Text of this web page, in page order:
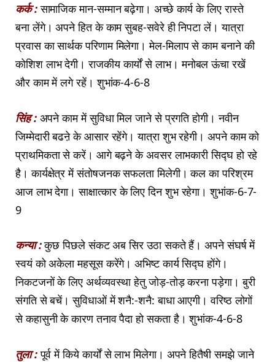
कर्क : सामाजिक मान-सम्मान बढ़ेगा। अच्छे कार्य के लिए रास्ते
बना लेंगे। अपने हित के काम सुबह-सवेरे ही निपटा लें। यात्रा
प्रवास का सार्थक परिणाम मिलेगा। मेल-मिलाप से काम बनाने की
कोशिश लाभ देगी। राजकीय कार्यों से लाभ। मनोबल ऊंचा रखें
और काम में लगे रहें। शुभांक-4-6-8
सिंह : अपने काम में सुविधा मिल जाने से प्रगति होगी। नवीन
जिम्मेदारी बढऩे के आसार रहेंगे। यात्रा शुभ रहेगी। अपने काम को
प्राथमिकता से करें। आगे बढ़ने के अवसर लाभकारी सिद्घ हो रहे
है। कार्यक्षेत्र में संतोषजनक सफलता मिलेगी। कल का परिश्रम
आज लाभ देगा। साक्षात्कार के लिए दिन शुभ रहेगा। शुभांक-6-7-
9
कन्या : कुछ पिछले संकट अब सिर उठा सकते हैं। अपने संघर्ष में
स्वयं को अकेला महसूस करेंगे। अभिष्ट कार्य सिद्घ होंगे।
निकटजनों के लिए अर्थव्यवस्था हेतु जोड़-तोड़ करना पड़ेगा। बुरी
संगति से बचें। सुविधाओं में शनै:-शनै: बाधा आएगी। वरिष्ठ लोगों
से कहासुनी के कारण तनाव पैदा हो सकता है। शुभांक-4-6-8
तुला : पूर्व में किये कार्यों से लाभ मिलेगा। अपने हितैषी समझे जाने